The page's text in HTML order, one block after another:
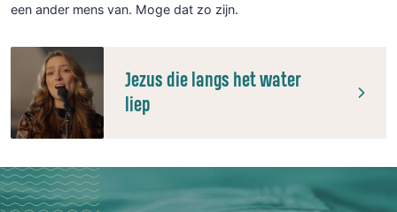
een ander mens van. Moge dat zo zijn.
Jezus die langs het water
liep